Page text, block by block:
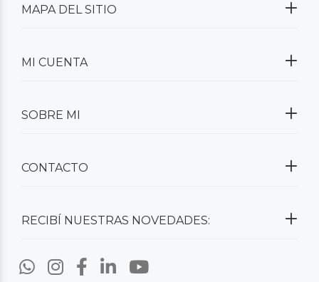
RECIBÍ NUESTRAS NOVEDADES:
MAPA DEL SITIO
MI CUENTA
SOBRE MI
CONTACTO